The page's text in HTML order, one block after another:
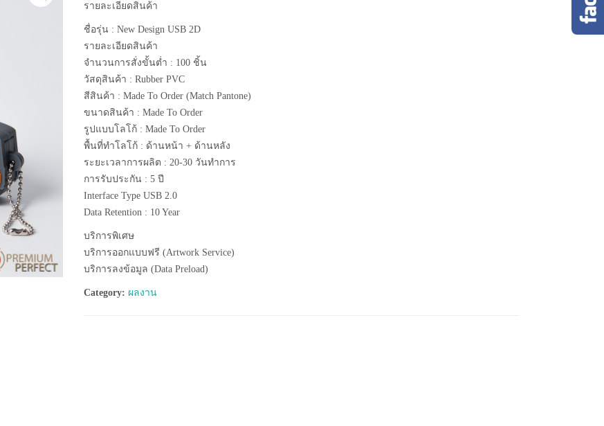
รายละเอียดสินค้า
ชื่อรุ่น : New Design USB 2D
รายละเอียดสินค้า
จำนวนการสั่งขั้นต่ำ : 100 ชิ้น
วัสดุสินค้า : Rubber PVC
สีสินค้า : Made To Order (Match Pantone)
ขนาดสินค้า : Made To Order
รูปแบบโลโก้ : Made To Order
พื้นที่ทำโลโก้ : ด้านหน้า + ด้านหลัง
ระยะเวลาการผลิต : 20-30 วันทำการ
การรับประกัน : 5 ปี
Interface Type USB 2.0
Data Retention : 10 Year
บริการพิเศษ
บริการออกแบบฟรี (Artwork Service)
บริการลงข้อมูล (Data Preload)
Category: ผลงาน